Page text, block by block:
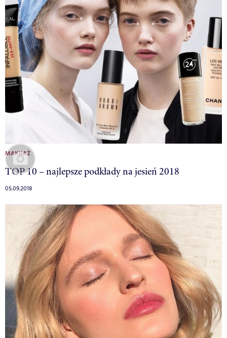
MAKIJAŻ
TOP 10 – najlepsze podkłady na jesień 2018
05.09.2018